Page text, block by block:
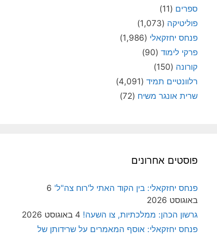
ספרים (11)
פוליטיקה (1,073)
פנחס יחזקאלי (1,986)
פרקי לימוד (90)
קורונה (150)
רלוונטיים תמיד (4,091)
שרית אונגר משיח (72)
פוסטים אחרונים
פנחס יחזקאלי: בין הקוד האתי ל'רוח צה"ל' 6
באוגוסט 2026
גרשון הכהן: ממלכתיות, צו השעה! 4 באוגוסט 2026
פנחס יחזקאלי: אוסף המאמרים על שרידותן של